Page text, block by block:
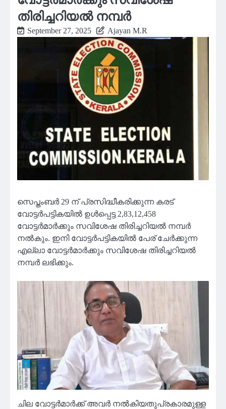
തിരിച്ചറിയൽ നമ്പർ
September 27, 2025 Ajayan M.R
സെപ്തംബർ 29 ന് പ്രസിദ്ധീകരിക്കുന്ന കരട്
വോട്ടർപട്ടികയിൽ ഉൾപ്പെട്ട 2,83,12,458
വോട്ടർമാർക്കും സവിശേഷ തിരിച്ചറിയൽ നമ്പർ
നൽകും. ഇനി വോട്ടർപട്ടികയിൽ പേര് ചേർക്കുന്ന
എല്ലാ വോട്ടർമാർക്കും സവിശേഷ തിരിച്ചറിയൽ
നമ്പർ ലഭിക്കും.
ചില വോട്ടർമാർക്ക് അവർ നൽകിയതുപ്രകാരമുള്ള